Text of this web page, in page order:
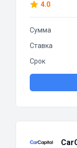
4.0
Сумма
Ставка
Срок